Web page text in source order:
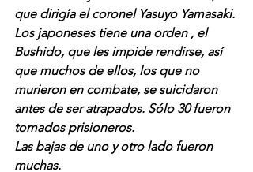
que dirigía el coronel Yasuyo Yamasaki.
Los japoneses tiene una orden , el
Bushido, que les impide rendirse, así
que muchos de ellos, los que no
murieron en combate, se suicidaron
antes de ser atrapados. Sólo 30 fueron
tomados prisioneros.
Las bajas de uno y otro lado fueron
muchas.